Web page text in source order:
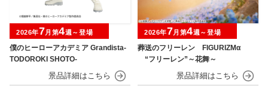
僕のヒーローアカデミア Grandista-
TODOROKI SHOTO-
2026年7月第4週～登場
葬送のフリーレン FIGURIZMα
“フリーレン”～花舞～
2026年7月第4週～登場